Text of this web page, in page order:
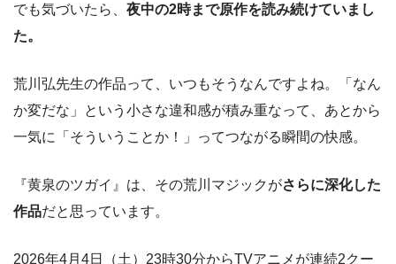
でも気づいたら、 夜中の2時まで原作を読み続けていまし
た。
荒川弘先生の作品って、いつもそうなんですよね。「なん
か変だな」という小さな違和感が積み重なって、あとから
一気に「そういうことか！」ってつながる瞬間の快感。
『黄泉のツガイ』は、その荒川マジックがさらに深化した
作品だと思っています。
2026年4月4日（土）23時30分からTVアニメが連続2クー